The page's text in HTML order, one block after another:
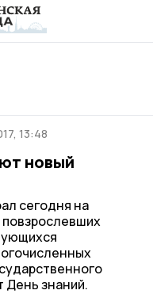
13:48
новый
сегодня на
День знаний.